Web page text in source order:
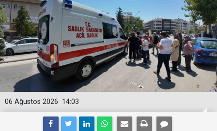
14:03
06 Ağustos 2026